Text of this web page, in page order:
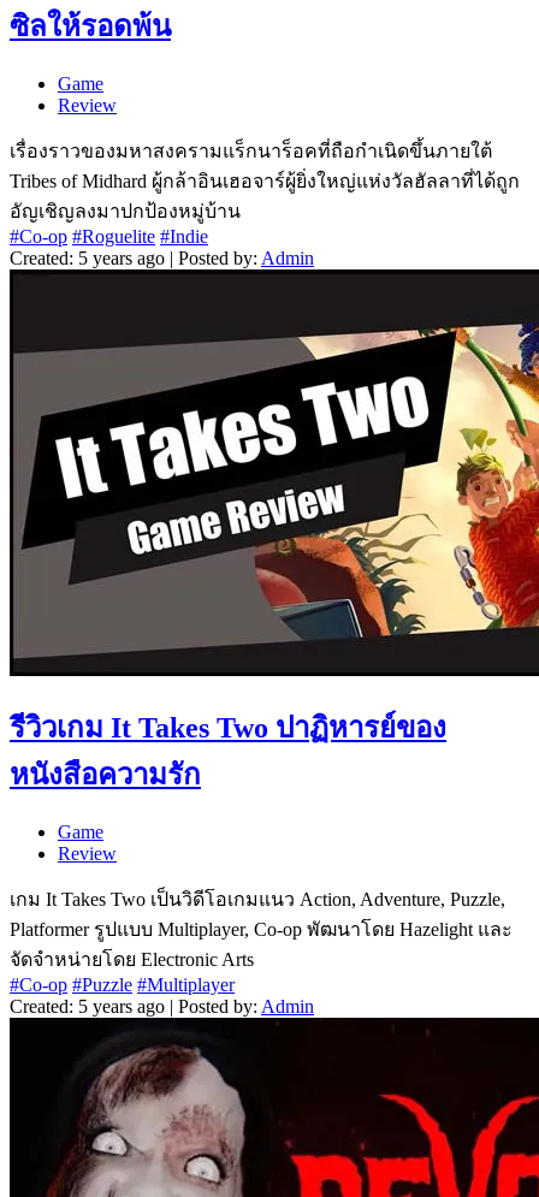
ซิลให้รอดพ้น
Game
Review
เรื่องราวของมหาสงครามแร็กนาร็อคที่ถือกำเนิดขึ้นภายใต้
Tribes of Midhard ผู้กล้าอินเฮอจาร์ผู้ยิ่งใหญ่แห่งวัลฮัลลาที่ได้ถูก
อัญเชิญลงมาปกป้องหมู่บ้าน
#Co-op #Roguelite #Indie
Created: 5 years ago | Posted by: Admin
รีวิวเกม It Takes Two ปาฏิหารย์ของ
หนังสือความรัก
Game
Review
เกม It Takes Two เป็นวิดีโอเกมแนว Action, Adventure, Puzzle,
Platformer รูปแบบ Multiplayer, Co-op พัฒนาโดย Hazelight และ
จัดจำหน่ายโดย Electronic Arts
#Co-op #Puzzle #Multiplayer
Created: 5 years ago | Posted by: Admin